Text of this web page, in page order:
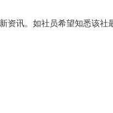
资讯。如社员希望知悉该社